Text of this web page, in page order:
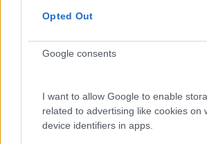
Opted Out
Google consents
I want to allow Google to enable
related to advertising like cookies on
device identifiers in apps.
Formações
ao seu negócio